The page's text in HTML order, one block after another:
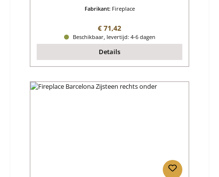
Fabrikant: Fireplace
Normale prijs:
€ 71,42
Beschikbaar, levertijd: 4-6 dagen
Details